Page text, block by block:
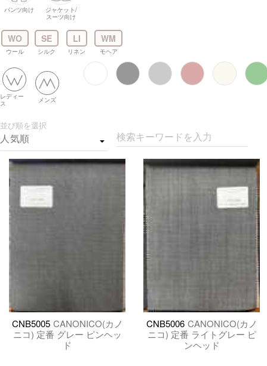
パンツ向け
ジャケット/
スーツ向け
WO
ウール
SE
シルク
LI
リネン
WM
モヘア
レディー
ス
メンズ
並び順を選択
検索キーワードを入力
CNB5005 CANONICO(カノ
ニコ) 定番 グレー ピンヘッ
ド
CNB5006 CANONICO(カノ
ニコ) 定番 ライトグレー ピ
ンヘッド